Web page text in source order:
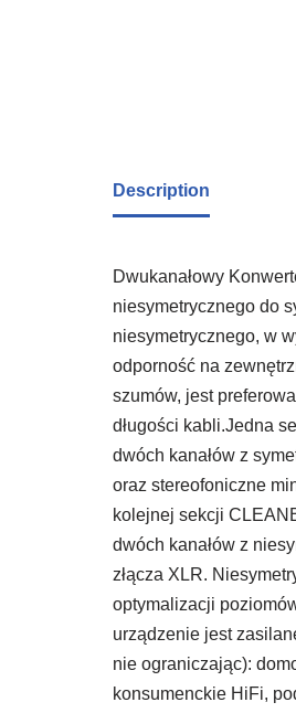
Description
Dwukanałowy
niesymetrycznego do
niesymetrycznego, w
odporność na
szumów, jest
długości kabli.Jedna
dwóch kanałów z
oraz stereofoniczne
kolejnej sekcji
dwóch kanałów z
złącza XLR.
optymalizacji
urządzenie jest
nie ograniczając):
konsumenckie HiFi,